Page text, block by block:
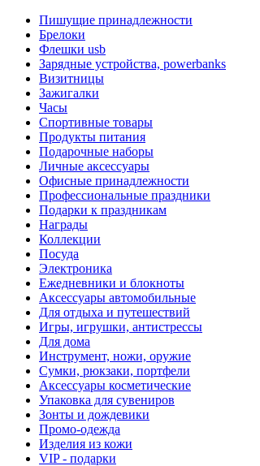
Пишущие принадлежности
Брелоки
Флешки usb
Зарядные устройства, powerbanks
Визитницы
Зажигалки
Часы
Спортивные товары
Продукты питания
Подарочные наборы
Личные аксессуары
Офисные принадлежности
Профессиональные праздники
Подарки к праздникам
Награды
Коллекции
Посуда
Электроника
Ежедневники и блокноты
Аксессуары автомобильные
Для отдыха и путешествий
Игры, игрушки, антистрессы
Для дома
Инструмент, ножи, оружие
Сумки, рюкзаки, портфели
Аксессуары косметические
Упаковка для сувениров
Зонты и дождевики
Промо-одежда
Изделия из кожи
VIP - подарки